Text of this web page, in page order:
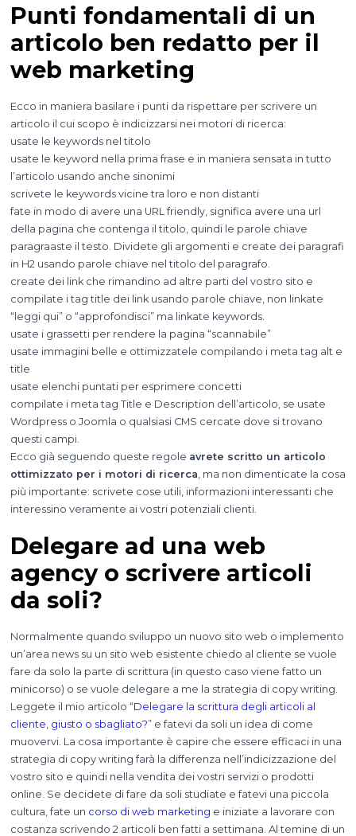
Punti fondamentali di un
articolo ben redatto per il
web marketing
Ecco in maniera basilare i punti da rispettare per scrivere un
articolo il cui scopo è indicizzarsi nei motori di ricerca:
usate le keywords nel titolo
usate le keyword nella prima frase e in maniera sensata in tutto
l’articolo usando anche sinonimi
scrivete le keywords vicine tra loro e non distanti
fate in modo di avere una URL friendly, significa avere una url
della pagina che contenga il titolo, quindi le parole chiave
paragraaste il testo. Dividete gli argomenti e create dei paragrafi
in H2 usando parole chiave nel titolo del paragrafo.
create dei link che rimandino ad altre parti del vostro sito e
compilate i tag title dei link usando parole chiave, non linkate
“leggi qui” o “approfondisci” ma linkate keywords.
usate i grassetti per rendere la pagina “scannabile”
usate immagini belle e ottimizzatele compilando i meta tag alt e
title
usate elenchi puntati per esprimere concetti
compilate i meta tag Title e Description dell’articolo, se usate
Wordpress o Joomla o qualsiasi CMS cercate dove si trovano
questi campi.
Ecco già seguendo queste regole avrete scritto un articolo
ottimizzato per i motori di ricerca , ma non dimenticate la cosa
più importante: scrivete cose utili, informazioni interessanti che
interessino veramente ai vostri potenziali clienti.
Delegare ad una web
agency o scrivere articoli
da soli?
Normalmente quando sviluppo un nuovo sito web o implemento
un’area news su un sito web esistente chiedo al cliente se vuole
fare da solo la parte di scrittura (in questo caso viene fatto un
minicorso) o se vuole delegare a me la strategia di copy writing.
Leggete il mio articolo “Delegare la scrittura degli articoli al
cliente, giusto o sbagliato?” e fatevi da soli un idea di come
muovervi. La cosa importante è capire che essere efficaci in una
strategia di copy writing farà la differenza nell’indicizzazione del
vostro sito e quindi nella vendita dei vostri servizi o prodotti
online. Se decidete di fare da soli studiate e fatevi una piccola
cultura, fate un corso di web marketing e iniziate a lavorare con
costanza scrivendo 2 articoli ben fatti a settimana. Al temine di un